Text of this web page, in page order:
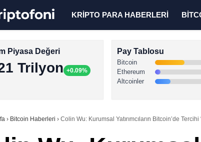
KRİPTO PARA HABERLERİ
Piyasa Değeri
Trilyon +0.09%
Pay Tablosu
Bitcoin
Ethereum
Altcoinler
› Bitcoin Haberleri › Colin Wu: Kurumsal Yatırımcıların Bitcoin’de Tercihi